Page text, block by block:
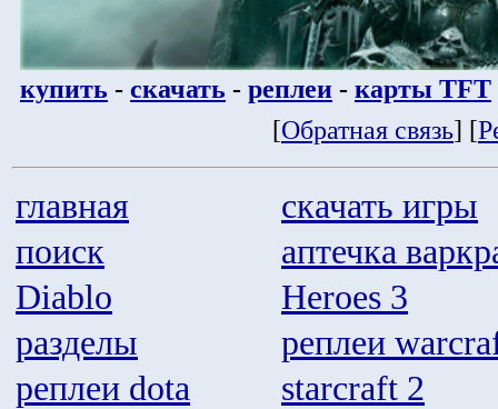
купить - скачать - реплеи - карты TFT
[Обратная связь] [
главная
скачать игры
поиск
аптечка
Diablo
Heroes 3
разделы
реплеи
реплеи dota
starcraft 2